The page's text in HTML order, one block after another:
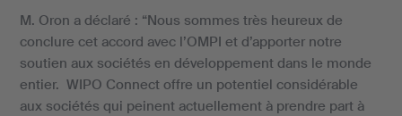
M. Oron a déclaré : “Nous sommes très heureux de
conclure cet accord avec l’OMPI et d’apporter notre
soutien aux sociétés en développement dans le monde
entier. WIPO Connect offre un potentiel considérable
aux sociétés qui peinent actuellement à prendre part à